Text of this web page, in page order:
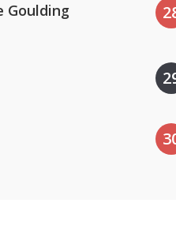
Goulding